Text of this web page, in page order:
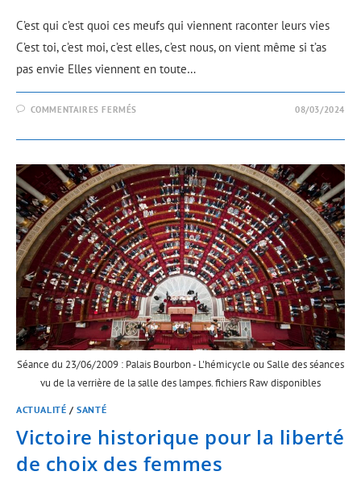
C’est qui c’est quoi ces meufs qui viennent raconter leurs vies
C’est toi, c’est moi, c’est elles, c’est nous, on vient même si t’as
pas envie Elles viennent en toute…
COMMENTAIRES FERMÉS 08/03/2024
Séance du 23/06/2009 : Palais Bourbon - L'hémicycle ou Salle des séances
vu de la verrière de la salle des lampes. fichiers Raw disponibles
ACTUALITÉ /SANTÉ
Victoire historique pour la liberté
de choix des femmes